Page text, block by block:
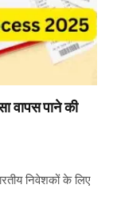
वापस पाने की
निवेशकों के लिए